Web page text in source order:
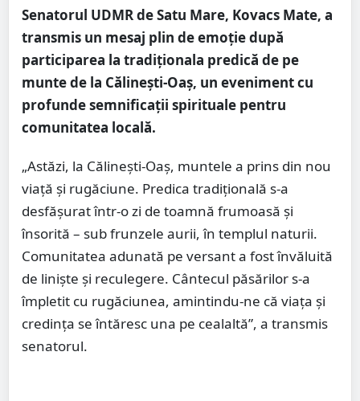
Senatorul UDMR de Satu Mare, Kovacs Mate, a
transmis un mesaj plin de emoție după
participarea la tradiționala predică de pe
munte de la Călinești-Oaș, un eveniment cu
profunde semnificații spirituale pentru
comunitatea locală.
„Astăzi, la Călinești-Oaș, muntele a prins din nou
viață și rugăciune. Predica tradițională s-a
desfășurat într-o zi de toamnă frumoasă și
însorită – sub frunzele aurii, în templul naturii.
Comunitatea adunată pe versant a fost învăluită
de liniște și reculegere. Cântecul păsărilor s-a
împletit cu rugăciunea, amintindu-ne că viața și
credința se întăresc una pe cealaltă”, a transmis
senatorul.